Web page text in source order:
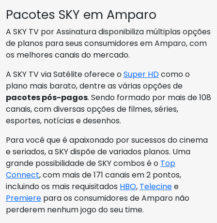
Pacotes SKY em Amparo
A SKY TV por Assinatura disponibiliza múltiplas opções
de planos para seus consumidores em Amparo, com
os melhores canais do mercado.
A SKY TV via Satélite oferece oSuper HDcomo o
plano mais barato, dentre as várias opções de
pacotes pós-pagos. Sendo formado por mais de 108
canais, com diversas opções de filmes, séries,
esportes, notícias e desenhos.
Para você que é apaixonado por sucessos do cinema
e seriados, a SKY dispõe de variados planos. Uma
grande possibilidade de SKY combos é o Top
Connect, com mais de 171 canais em 2 pontos,
incluindo os mais requisitados HBO, Telecinee
Premiere para os consumidores de Amparo não
perderem nenhum jogo do seu time.